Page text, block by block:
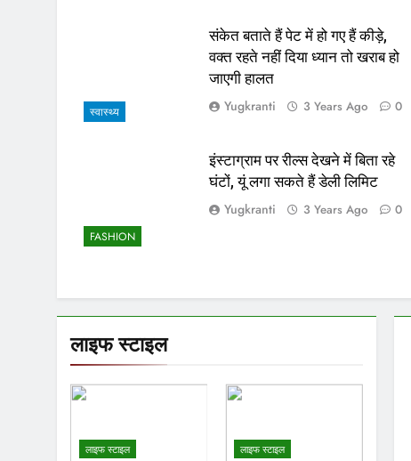
स्वास्थ्य
संकेत बताते हैं पेट में हो गए हैं कीड़े,
वक्त रहते नहीं दिया ध्यान तो खराब हो
जाएगी हालत
Yugkranti 3 Years Ago 0
FASHION
इंस्टाग्राम पर रील्स देखने में बिता रहे
घंटों, यूं लगा सकते हैं डेली लिमिट
Yugkranti 3 Years Ago 0
लाइफ स्टाइल
लाइफ स्टाइल लाइफ स्टाइल